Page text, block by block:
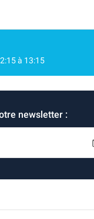
à 13:15
newsletter :